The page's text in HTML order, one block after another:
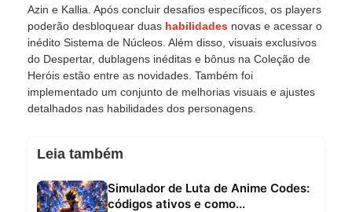
Azin e Kallia. Após concluir desafios específicos, os players
poderão desbloquear duas habilidades novas e acessar o
inédito Sistema de Núcleos. Além disso, visuais exclusivos
do Despertar, dublagens inéditas e bônus na Coleção de
Heróis estão entre as novidades. Também foi
implementado um conjunto de melhorias visuais e ajustes
detalhados nas habilidades dos personagens.
Leia também
Simulador de Luta de Anime Codes:
códigos ativos e como...